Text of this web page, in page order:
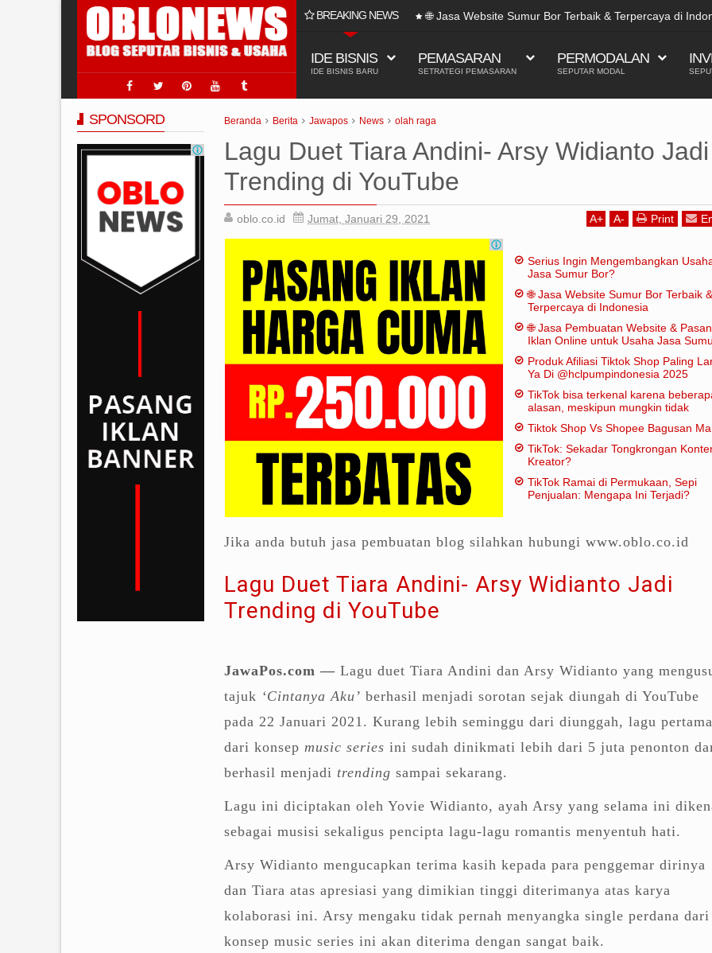
BREAKING NEWS
Jasa Sumur Bor? 🌐 Jasa Website Sumur Bor Terbaik & Terpercaya di
IDE BISNIS
IDE BISNIS BARU
PEMASARAN
SETRATEGI PEMASARAN
PERMODALAN
SEPUTAR MODAL
Beranda Berita Jawapos News olah raga
Lagu Duet Tiara Andini- Arsy Widianto Jadi
Trending di YouTube
oblo.co.id Jumat, Januari 29, 2021 A+ A- Print
Serius Ingin Mengembangkan
Jasa Sumur Bor?
🌐 Jasa Website Sumur Bor Terbaik &
Terpercaya di Indonesia
🌐 Jasa Pembuatan Website &
Iklan Online untuk Usaha Jasa
Produk Afiliasi Tiktok Shop Paling
Ya Di @hclpumpindonesia 2025
TikTok bisa terkenal karena
alasan, meskipun mungkin tidak
tradisional:
Tiktok Shop Vs Shopee Bagusan
TikTok: Sekadar Tongkrongan
Kreator?
TikTok Ramai di Permukaan, Sepi
Penjualan: Mengapa Ini Terjadi?
Jika anda butuh jasa pembuatan blog silahkan hubungi www.oblo.co.id
Lagu Duet Tiara Andini- Arsy Widianto Jadi
Trending di YouTube
JawaPos.com — Lagu duet Tiara Andini dan Arsy Widianto yang
tajuk ‘Cintanya Aku’ berhasil menjadi sorotan sejak diungah di YouTube
pada 22 Januari 2021. Kurang lebih seminggu dari diunggah, lagu pertama
dari konsep music series ini sudah dinikmati lebih dari 5 juta penonton
berhasil menjadi trending sampai sekarang.
Lagu ini diciptakan oleh Yovie Widianto, ayah Arsy yang selama ini
sebagai musisi sekaligus pencipta lagu-lagu romantis menyentuh hati.
Arsy Widianto mengucapkan terima kasih kepada para penggemar dirinya
dan Tiara atas apresiasi yang dimikian tinggi diterimanya atas karya
kolaborasi ini. Arsy mengaku tidak pernah menyangka single perdana dari
konsep music series ini akan diterima dengan sangat baik.
SPONSORD